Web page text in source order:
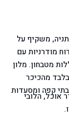
משקיף על
מודרניות עם
מטבחון. מלון
דקות הליכה בלבד מהכיכר
קפה ומסעדות
אוכל, הלובי